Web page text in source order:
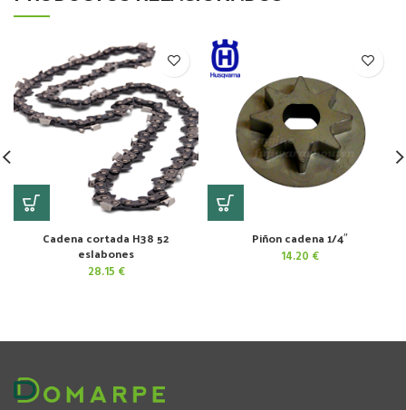
Cadena cortada H38 52
eslabones
28.15 €
Piñon cadena 1/4″
14.20 €